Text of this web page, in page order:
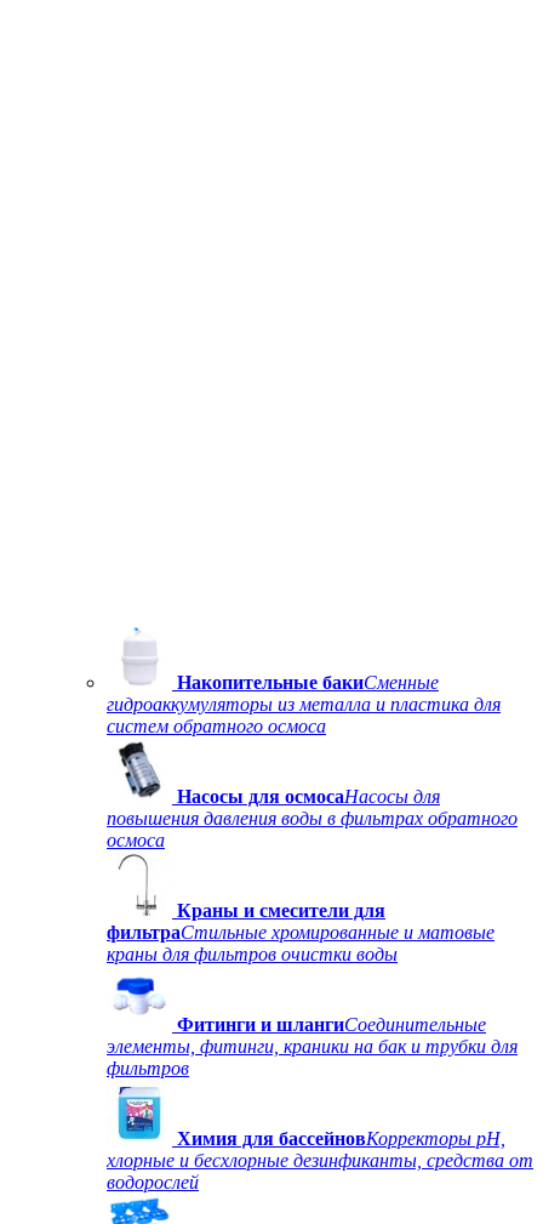
Накопительные бакиСменные
гидроаккумуляторы из металла и пластика для
систем обратного осмоса
Насосы для осмосаНасосы для
повышения давления воды в фильтрах обратного
осмоса
Краны и смесители для
фильтраСтильные хромированные и матовые
краны для фильтров очистки воды
Фитинги и шлангиСоединительные
элементы, фитинги, краники на бак и трубки для
фильтров
Химия для бассейновКорректоры рН,
хлорные и бесхлорные дезинфиканты, средства от
водорослей